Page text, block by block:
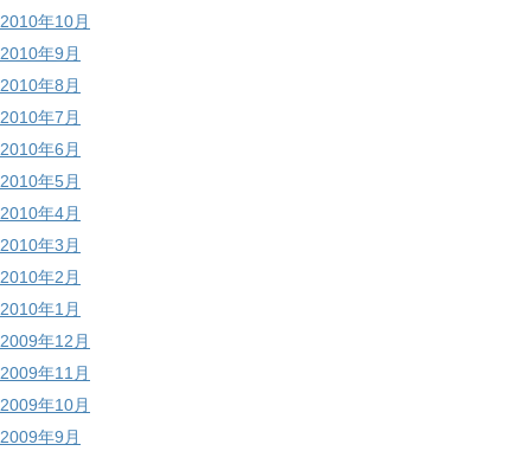
2010年10月
2010年9月
2010年8月
2010年7月
2010年6月
2010年5月
2010年4月
2010年3月
2010年2月
2010年1月
2009年12月
2009年11月
2009年10月
2009年9月